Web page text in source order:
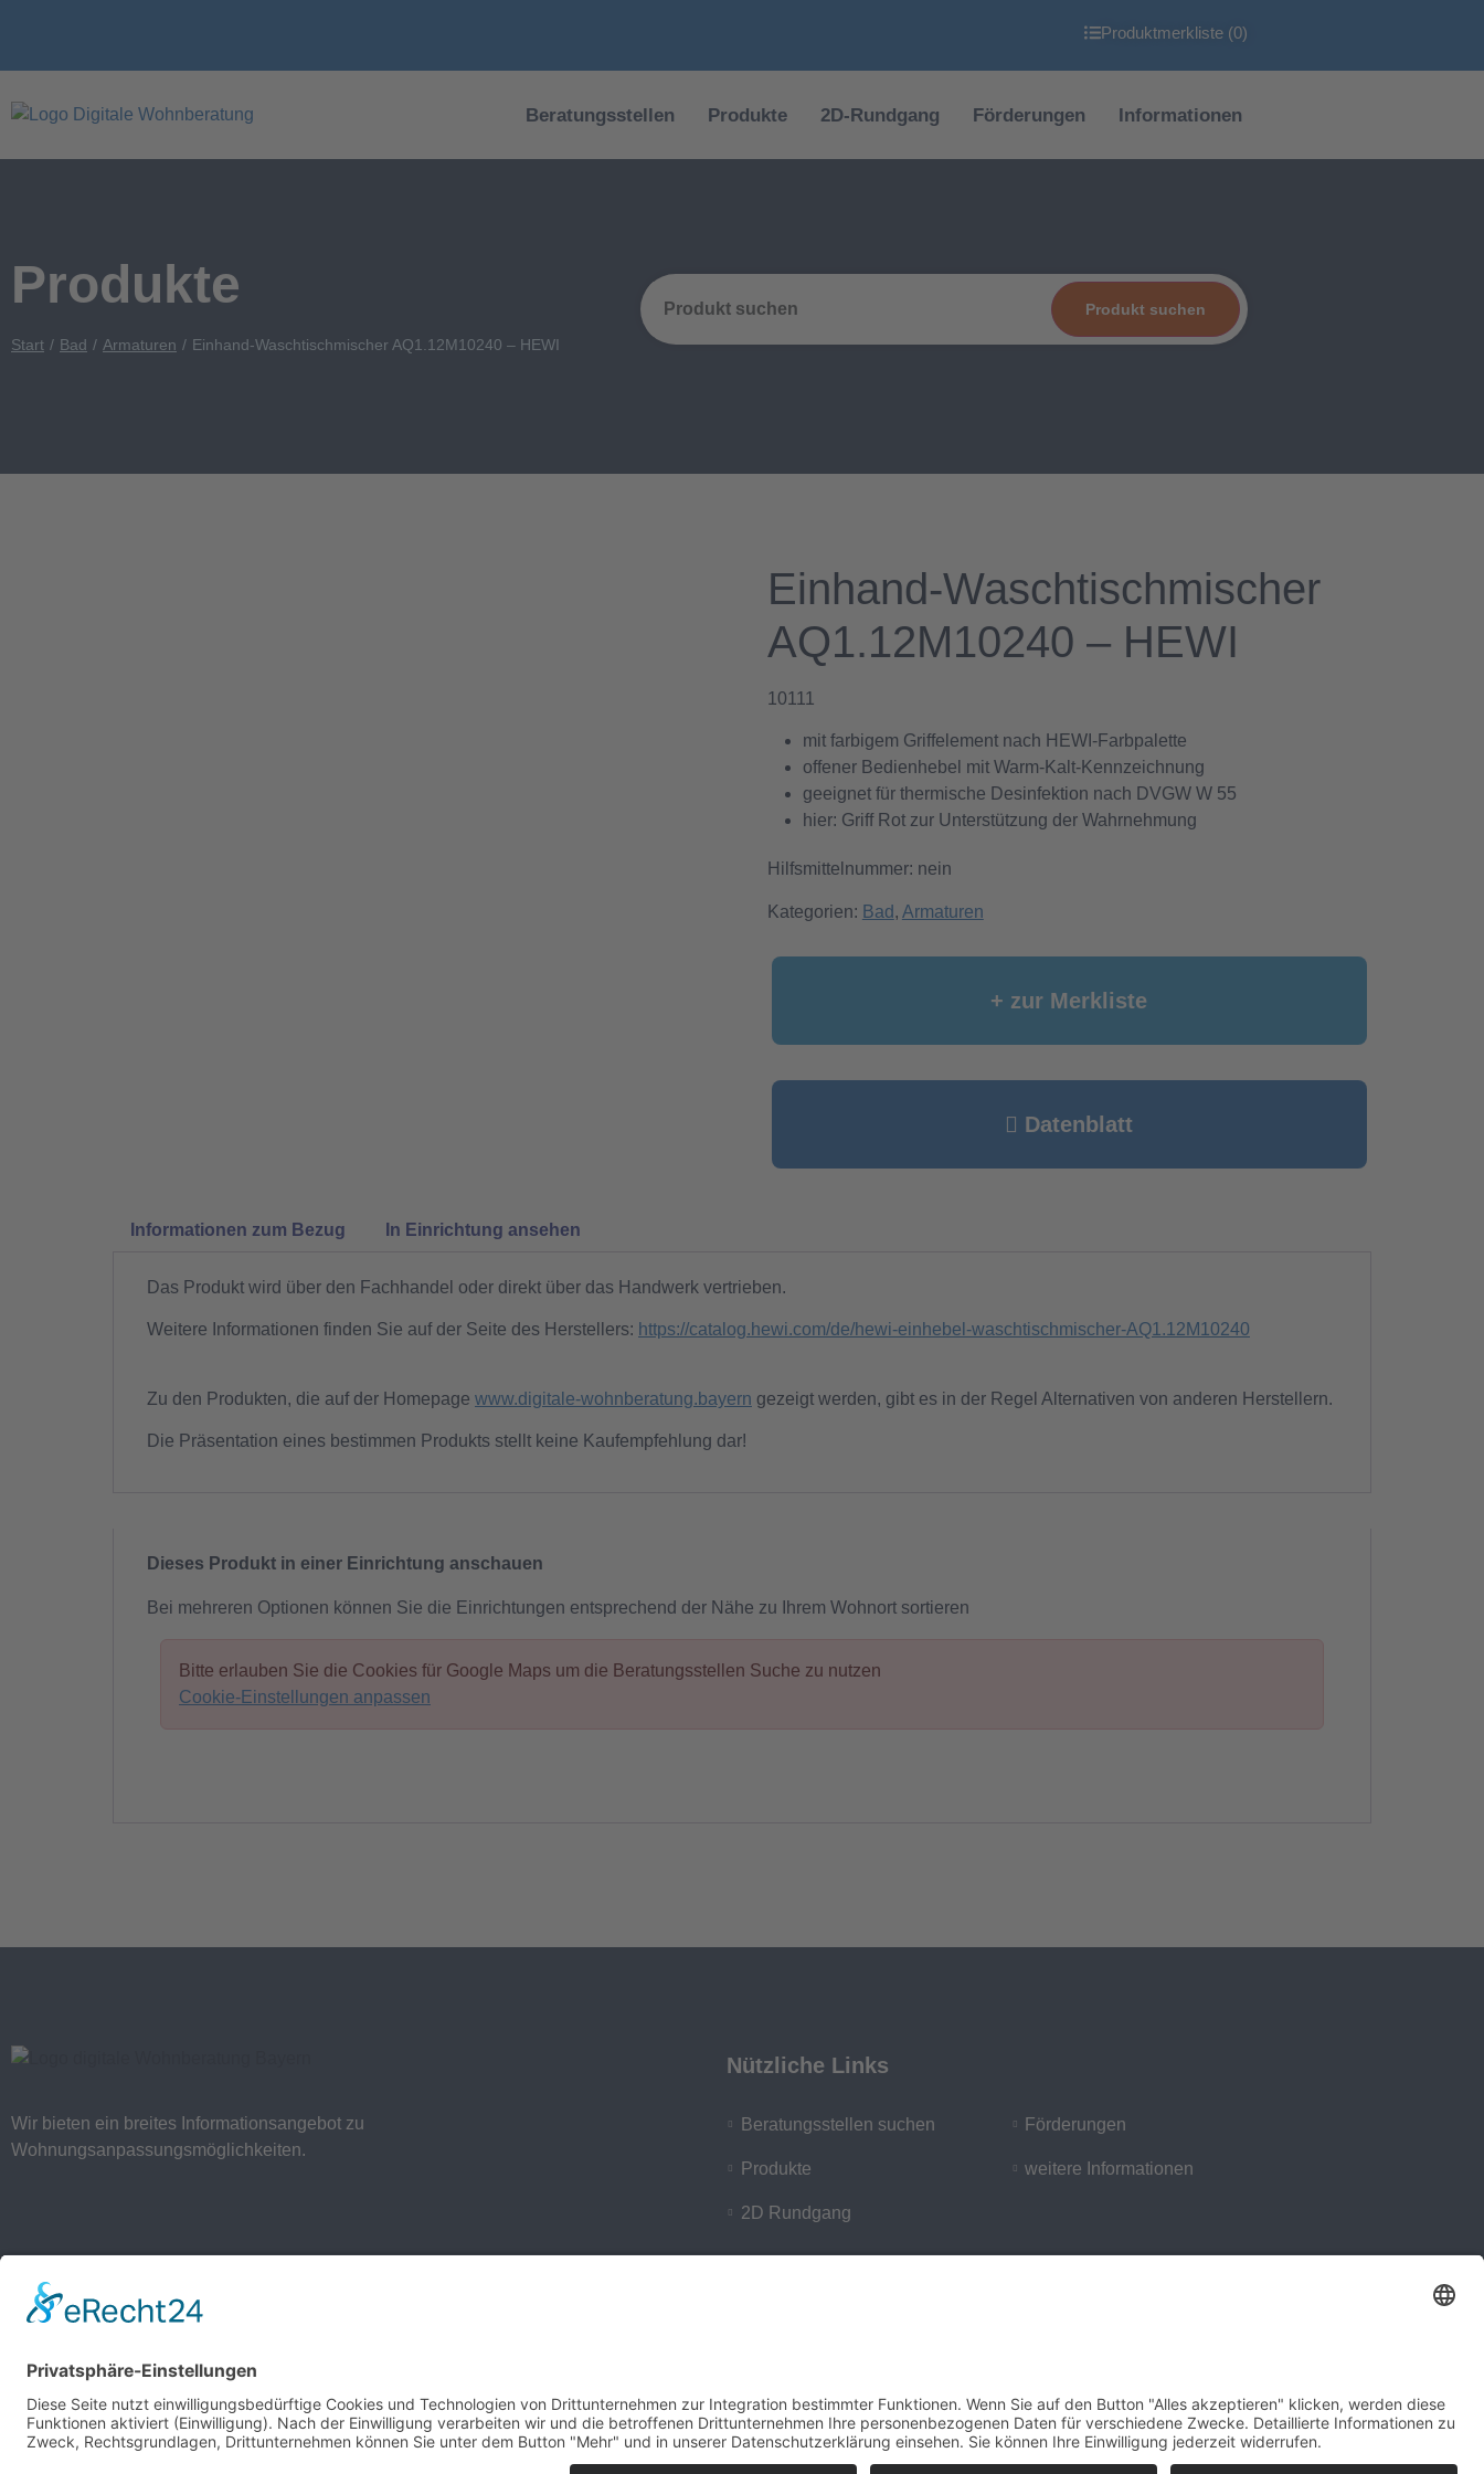
Produktmerkliste (0)
Beratungsstellen Produkte 2D-Rundgang Förderungen Informationen
Produkte
Start Bad Armaturen Einhand-Waschtischmischer AQ1.12M10240 – HEWI
Produkt suchen
Einhand-Waschtischmischer
AQ1.12M10240 – HEWI
10111
mit farbigem Griffelement nach HEWI-Farbpalette
offener Bedienhebel mit Warm-Kalt-Kennzeichnung
geeignet für thermische Desinfektion nach DVGW W 55
hier: Griff Rot zur Unterstützung der Wahrnehmung
Hilfsmittelnummer: nein
Kategorien: Bad , Armaturen
+ zur Merkliste
Datenblatt
Informationen zum Bezug In Einrichtung ansehen
Das Produkt wird über den Fachhandel oder direkt über das Handwerk vertrieben.
Weitere Informationen finden Sie auf der Seite des Herstellers: https://catalog.hewi.com/de/hewi-einhebel-waschtischmischer-AQ1.12M10240
Zu den Produkten, die auf der Homepage www.digitale-wohnberatung.bayern gezeigt werden, gibt es in der Regel Alternativen von anderen Herstellern.
Die Präsentation eines bestimmen Produkts stellt keine Kaufempfehlung dar!
Dieses Produkt in einer Einrichtung anschauen
Bei mehreren Optionen können Sie die Einrichtungen entsprechend der Nähe zu Ihrem Wohnort sortieren
Bitte erlauben Sie die Cookies für Google Maps um die Beratungsstellen Suche zu nutzen
Cookie-Einstellungen anpassen
Wir bieten ein breites Informationsangebot zu
Wohnungsanpassungsmöglichkeiten.
Nützliche Links
Beratungsstellen suchen
Produkte
2D Rundgang
Förderungen
weitere Informationen